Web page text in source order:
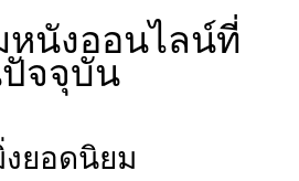
นังออนไลน์ที่
จจุบัน
ยอดนิยม